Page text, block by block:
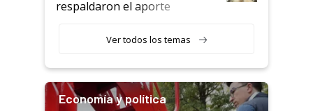
haciendo currículum"
respaldaron el aporte
Ver todos los temas
Economía y política